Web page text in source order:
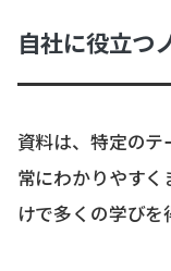
自社に役立つ
資料は、特定の
常にわかりやす
けで多くの学びを